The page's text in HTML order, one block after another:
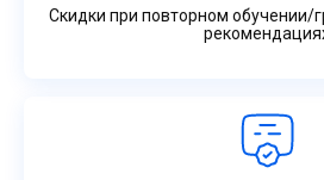
Скидки при повторном обучении/